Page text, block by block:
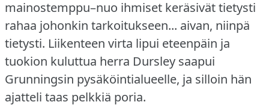
mainostemppu–nuo ihmiset keräsivät tietysti
rahaa johonkin tarkoitukseen... aivan, niinpä
tietysti. Liikenteen virta lipui eteenpäin ja
tuokion kuluttua herra Dursley saapui
Grunningsin pysäköintialueelle, ja silloin hän
ajatteli taas pelkkiä poria.